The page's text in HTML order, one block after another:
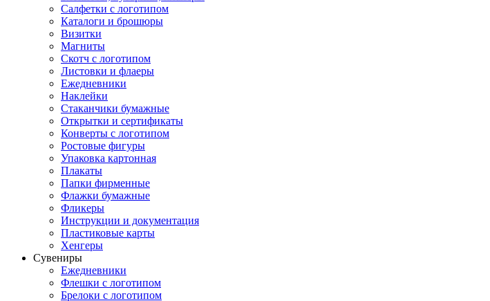
Салфетки с логотипом
Каталоги и брошюры
Визитки
Магниты
Скотч с логотипом
Листовки и флаеры
Ежедневники
Наклейки
Стаканчики бумажные
Открытки и сертификаты
Конверты с логотипом
Ростовые фигуры
Упаковка картонная
Плакаты
Папки фирменные
Флажки бумажные
Фликеры
Инструкции и документация
Пластиковые карты
Хенгеры
Сувениры
Ежедневники
Флешки с логотипом
Брелоки с логотипом